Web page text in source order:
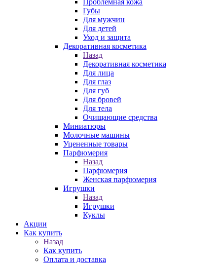
Проблемная кожа
Губы
Для мужчин
Для детей
Уход и защита
Декоративная косметика
Назад
Декоративная косметика
Для лица
Для глаз
Для губ
Для бровей
Для тела
Очищающие средства
Миниатюры
Молочные машины
Уцененные товары
Парфюмерия
Назад
Парфюмерия
Женская парфюмерия
Игрушки
Назад
Игрушки
Куклы
Акции
Как купить
Назад
Как купить
Оплата и доставка